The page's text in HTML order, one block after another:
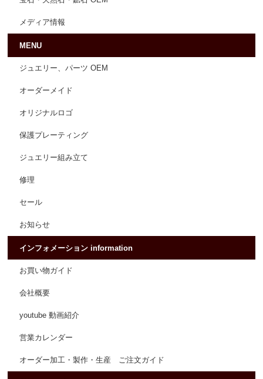
メディア情報
MENU
ジュエリー、パーツ OEM
オーダーメイド
オリジナルロゴ
保護プレーティング
ジュエリー組み立て
修理
セール
お知らせ
インフォメーション information
お買い物ガイド
会社概要
youtube 動画紹介
営業カレンダー
オーダー加工・製作・生産 ご注文ガイド